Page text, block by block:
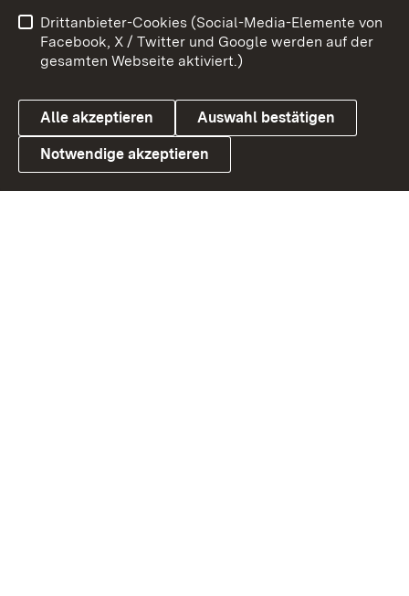
Link zum Landesportal
Benutzungshinweise
Barrierefreiheit
Datenschutz
Cookies
Drittanbieter-Cookies (Social-Media-Elemente von
Facebook, X / Twitter und Google werden auf der
gesamten Webseite aktiviert.)
Alle akzeptieren Auswahl bestätigen
Notwendige akzeptieren